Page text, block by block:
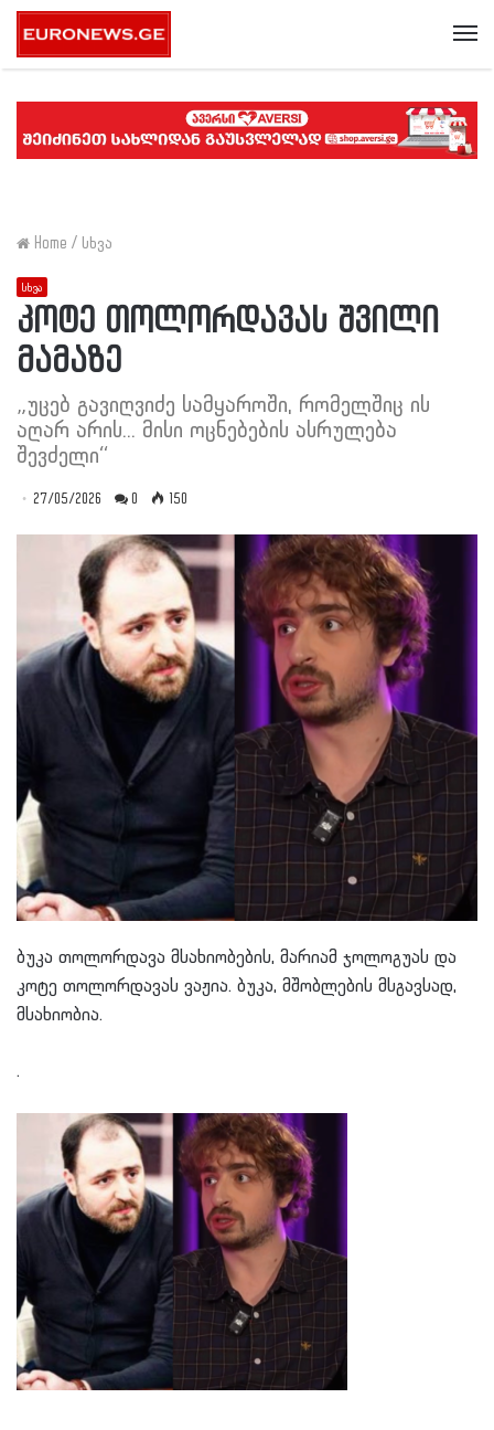
Home / სხვა
სხვა
კოტე თოლორდავას შვილი
მამაზე
„უცებ გავიღვიძე სამყაროში, რომელშიც ის
აღარ არის... მისი ოცნებების ასრულება
შევძელი“
27/05/2026 0 150
ბუკა თოლორდავა მსახიობების, მარიამ ჯოლოგუას და
კოტე თოლორდავას ვაჟია. ბუკა, მშობლების მსგავსად,
მსახიობია.
.